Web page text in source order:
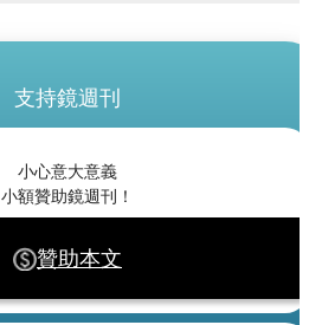
支持鏡週刊
小心意大意義
小額贊助鏡週刊！
贊助本文